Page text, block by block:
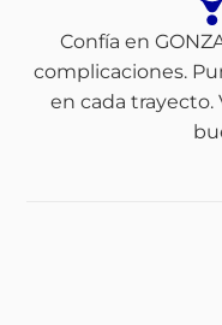
Confía en
complicaciones.
en cada trayecto.